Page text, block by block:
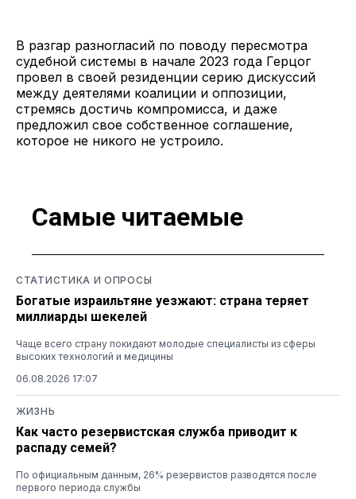
В разгар разногласий по поводу пересмотра
судебной системы в начале 2023 года Герцог
провел в своей резиденции серию дискуссий
между деятелями коалиции и оппозиции,
стремясь достичь компромисса, и даже
предложил свое собственное соглашение,
которое не никого не устроило.
Самые читаемые
СТАТИСТИКА И ОПРОСЫ
Богатые израильтяне уезжают: страна теряет
миллиарды шекелей
Чаще всего страну покидают молодые специалисты из сферы
высоких технологий и медицины
06.08.2026 17:07
ЖИЗНЬ
Как часто резервистская служба приводит к
распаду семей?
По официальным данным, 26% резервистов разводятся после
первого периода службы